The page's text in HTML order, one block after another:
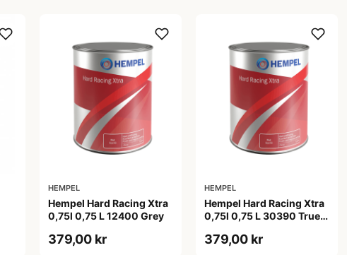
HEMPEL
Hempel Hard Racing Xtra
0,75l 0,75 L 12400 Grey
379,00 kr
HEMPEL
Hempel Hard Racing Xtra
0,75l 0,75 L 30390 True
379,00 kr